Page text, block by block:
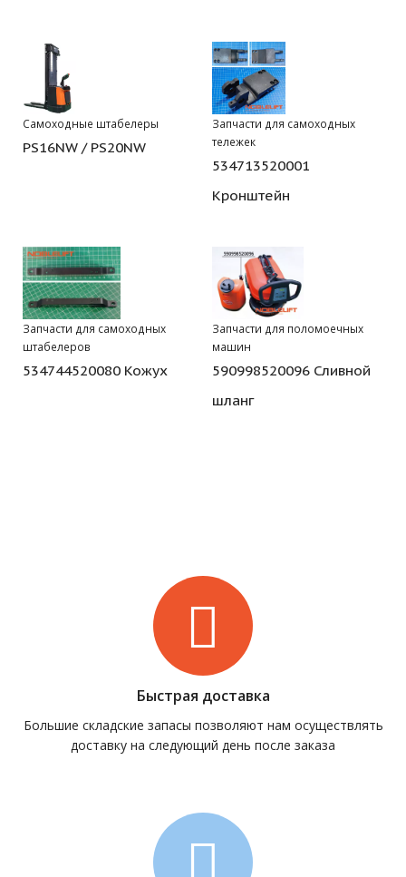
Самоходные штабелеры
PS16NW / PS20NW
Запчасти для самоходных
тележек
534713520001
Кронштейн
Запчасти для самоходных
штабелеров
534744520080 Кожух
Запчасти для поломоечных
машин
590998520096 Сливной
шланг
Быстрая доставка
Большие складские запасы позволяют нам осуществлять
доставку на следующий день после заказа